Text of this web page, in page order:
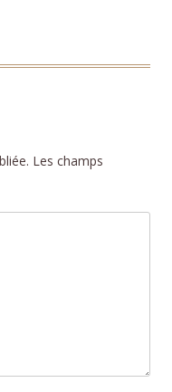
Les champs